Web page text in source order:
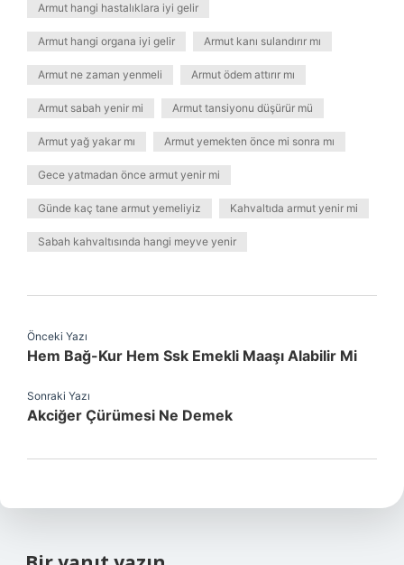
Armut hangi hastalıklara iyi gelir
Armut hangi organa iyi gelir Armut kanı sulandırır mı
Armut ne zaman yenmeli Armut ödem attırır mı
Armut sabah yenir mi Armut tansiyonu düşürür mü
Armut yağ yakar mı Armut yemekten önce mi sonra mı
Gece yatmadan önce armut yenir mi
Günde kaç tane armut yemeliyiz Kahvaltıda armut yenir mi
Sabah kahvaltısında hangi meyve yenir
Önceki Yazı
Hem Bağ-Kur Hem Ssk Emekli Maaşı Alabilir Mi
Sonraki Yazı
Akciğer Çürümesi Ne Demek